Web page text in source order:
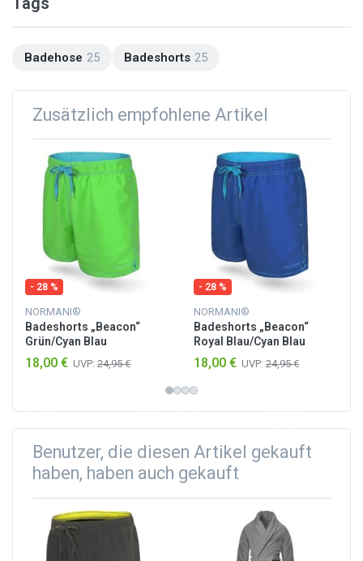
Badehose 25 Badeshorts 25
Zusätzlich empfohlene Artikel
- 28 %
NORMANI®
Badeshorts „Beacon“
Grün/Cyan Blau
18,00 € UVP: 24,95 €
- 28 %
NORMANI®
Badeshorts „Beacon“
Royal Blau/Cyan Blau
18,00 € UVP: 24,95 €
Benutzer, die diesen Artikel gekauft
haben, haben auch gekauft